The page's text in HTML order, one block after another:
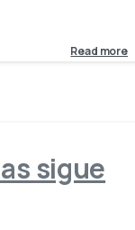
Read more
sigue